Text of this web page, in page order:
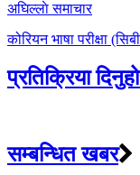
अघिल्लाे समाचार
कोरियन भाषा परीक्षा
प्रतिक्रिया
सम्बन्धित खबर